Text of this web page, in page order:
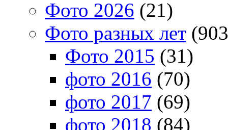
Фото 2026 (21)
Фото разных лет
Фото 2015 (31)
фото 2016 (70)
фото 2017 (69)
фото 2018 (84)